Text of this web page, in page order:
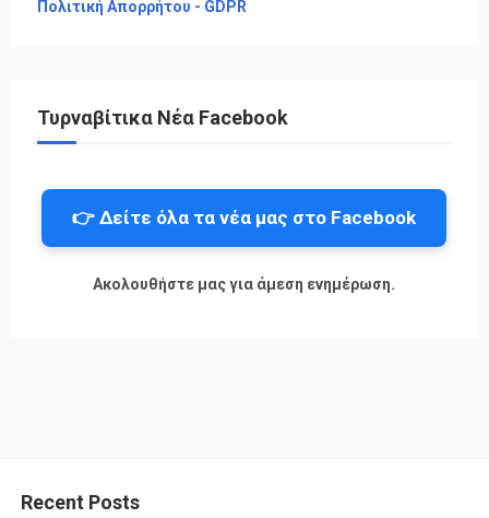
Πολιτική Απορρήτου - GDPR
Τυρναβίτικα Νέα Facebook
👉 Δείτε όλα τα νέα μας στο Facebook
Ακολουθήστε μας για άμεση ενημέρωση.
Recent Posts